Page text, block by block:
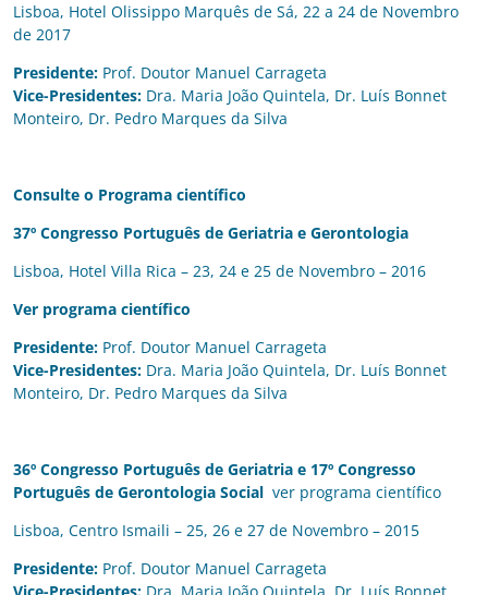
Lisboa, Hotel Olissippo Marquês de Sá, 22 a 24 de Novembro
de 2017
Presidente: Prof. Doutor Manuel Carrageta
Vice-Presidentes: Dra. Maria João Quintela, Dr. Luís Bonnet
Monteiro, Dr. Pedro Marques da Silva
Consulte o Programa científico
37º Congresso Português de Geriatria e Gerontologia
Lisboa, Hotel Villa Rica – 23, 24 e 25 de Novembro – 2016
Ver programa científico
Presidente: Prof. Doutor Manuel Carrageta
Vice-Presidentes: Dra. Maria João Quintela, Dr. Luís Bonnet
Monteiro, Dr. Pedro Marques da Silva
36º Congresso Português de Geriatria e 17º Congresso
Português de Gerontologia Social ver programa científico
Lisboa, Centro Ismaili – 25, 26 e 27 de Novembro – 2015
Presidente: Prof. Doutor Manuel Carrageta